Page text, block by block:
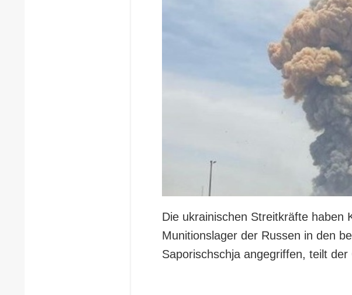
Die ukrainischen Streitkräfte haben
Munitionslager der Russen in den
Saporischschja angegriffen, teilt